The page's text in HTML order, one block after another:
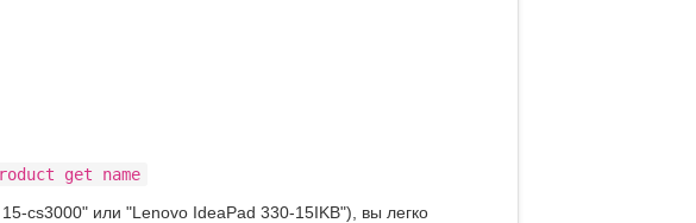
get name
cs3000" или "Lenovo IdeaPad 330-15IKB"), вы легко